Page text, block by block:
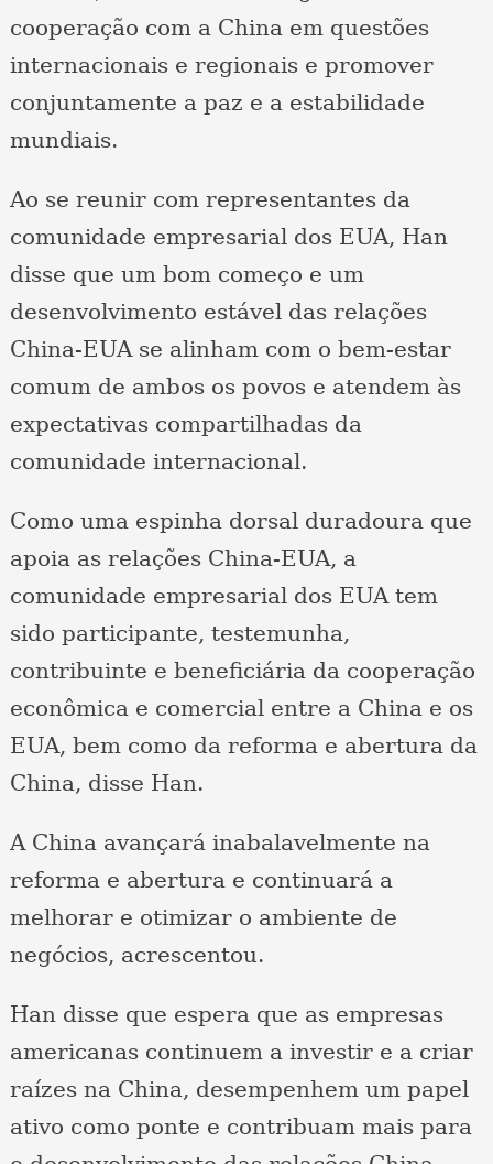
cooperação com a China em questões
internacionais e regionais e promover
conjuntamente a paz e a estabilidade
mundiais.
Ao se reunir com representantes da
comunidade empresarial dos EUA, Han
disse que um bom começo e um
desenvolvimento estável das relações
China-EUA se alinham com o bem-estar
comum de ambos os povos e atendem às
expectativas compartilhadas da
comunidade internacional.
Como uma espinha dorsal duradoura que
apoia as relações China-EUA, a
comunidade empresarial dos EUA tem
sido participante, testemunha,
contribuinte e beneficiária da cooperação
econômica e comercial entre a China e os
EUA, bem como da reforma e abertura da
China, disse Han.
A China avançará inabalavelmente na
reforma e abertura e continuará a
melhorar e otimizar o ambiente de
negócios, acrescentou.
Han disse que espera que as empresas
americanas continuem a investir e a criar
raízes na China, desempenhem um papel
ativo como ponte e contribuam mais para